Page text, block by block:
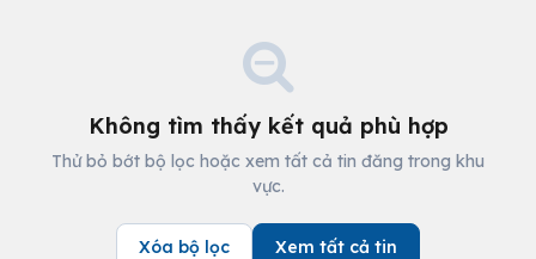
Không tìm thấy kết quả phù hợp
Thử bỏ bớt bộ lọc hoặc xem tất cả tin đăng trong khu
vực.
Xóa bộ lọc Xem tất cả tin